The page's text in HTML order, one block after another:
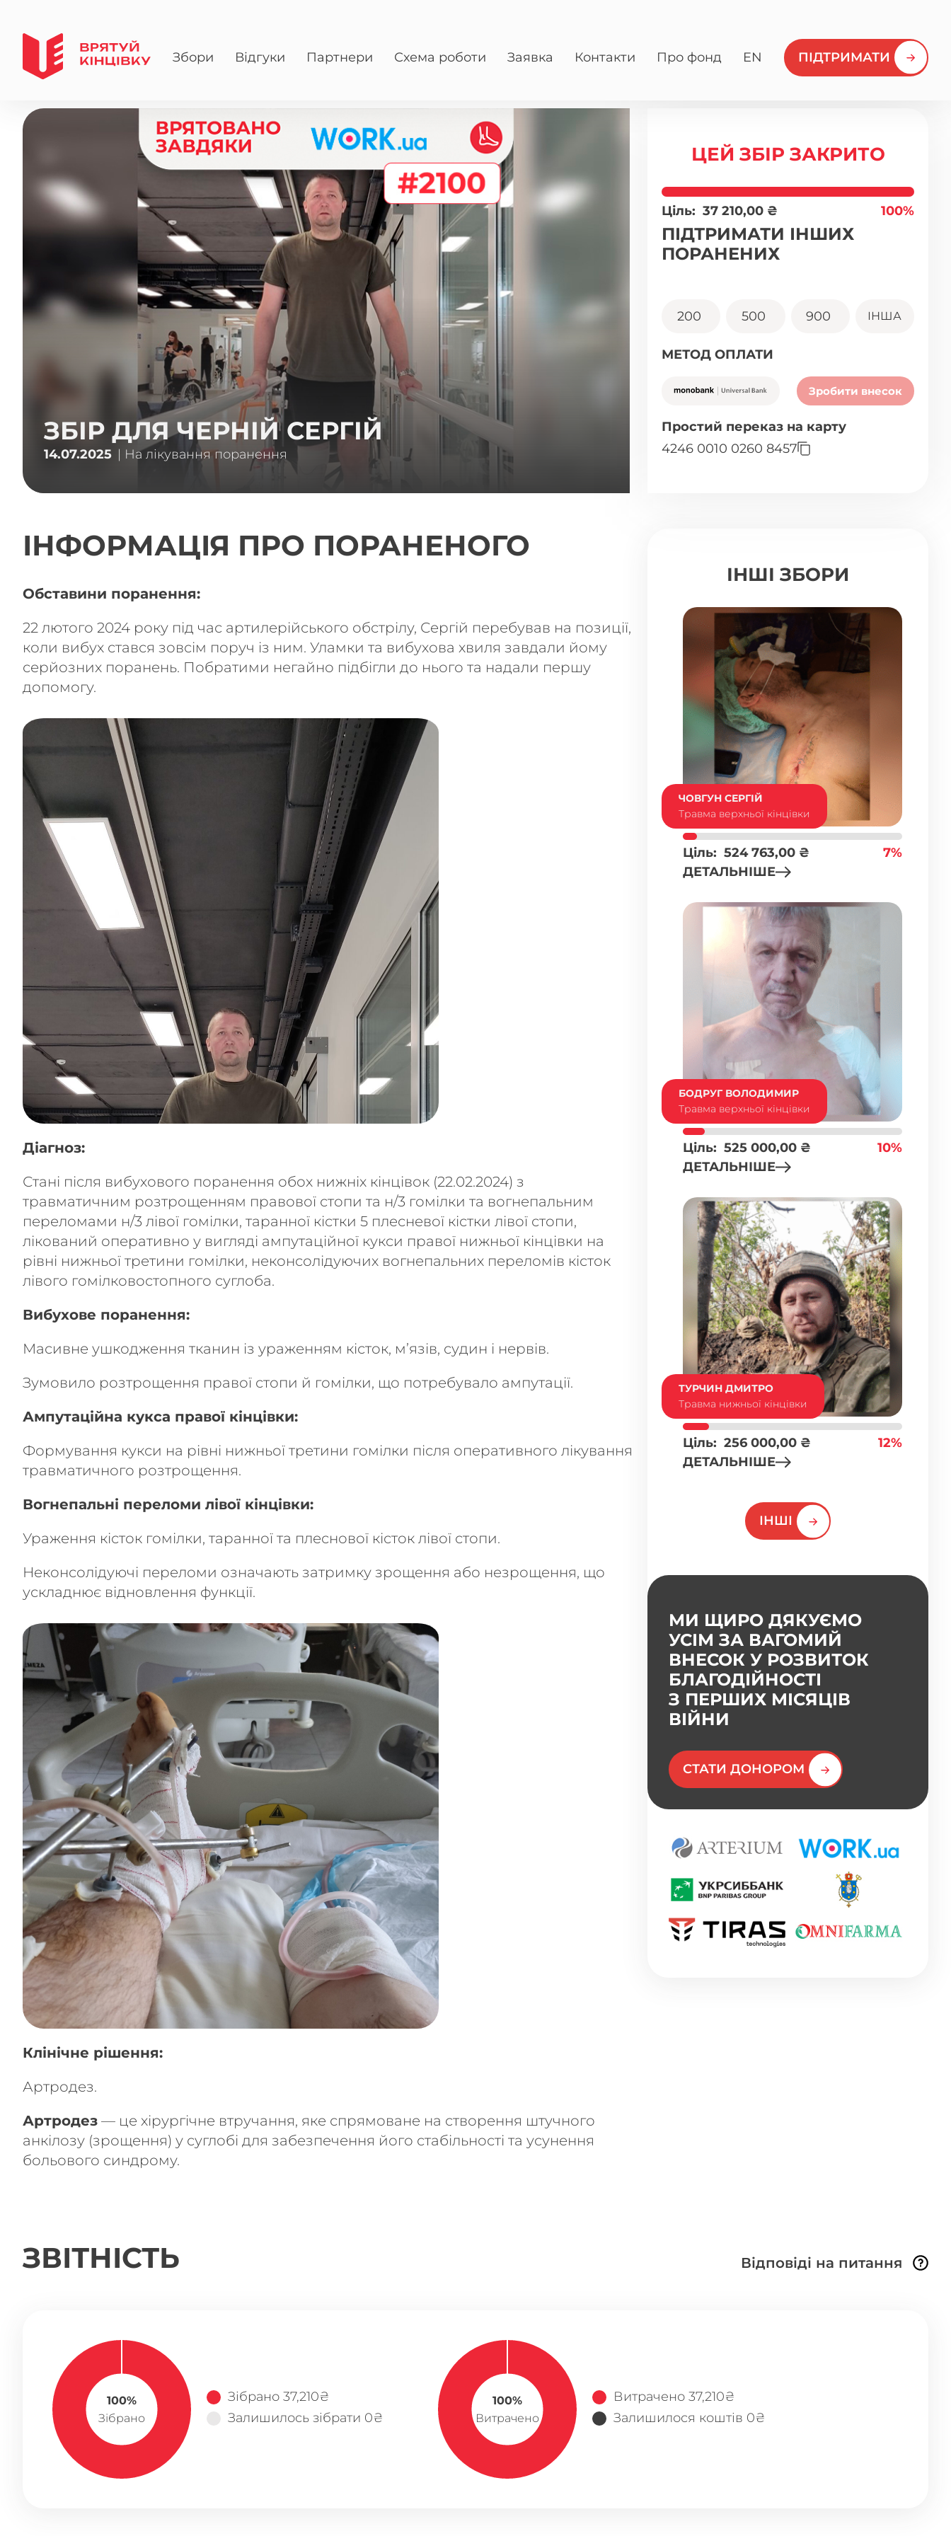
Збори Відгуки Партнери Схема роботи Заявка Контакти Про фонд EN ПІДТРИМАТИ
ЗБІР ДЛЯ ЧЕРНІЙ СЕРГІЙ
14.07.2025 | На лікування поранення
ЦЕЙ ЗБІР ЗАКРИТО
Ціль: 37 210,00 ₴ 100%
ПІДТРИМАТИ ІНШИХ
ПОРАНЕНИХ
200 500 900 ІНША
МЕТОД ОПЛАТИ
Зробити внесок
Простий переказ на карту
4246 0010 0260 8457
ІНФОРМАЦІЯ ПРО ПОРАНЕНОГО
Обставини поранення:
22 лютого 2024 року під час артилерійського обстрілу, Сергій перебував на позиції,
коли вибух стався зовсім поруч із ним. Уламки та вибухова хвиля завдали йому
серйозних поранень. Побратими негайно підбігли до нього та надали першу
допомогу.
Діагноз:
Стані після вибухового поранення обох нижніх кінцівок (22.02.2024) з
травматичним розтрощенням правової стопи та н/3 гомілки та вогнепальним
переломами н/3 лівої гомілки, таранної кістки 5 плесневої кістки лівої стопи,
лікований оперативно у вигляді ампутаційної кукси правої нижньої кінцівки на
рівні нижньої третини гомілки, неконсолідуючих вогнепальних переломів кісток
лівого гомілковостопного суглоба.
Вибухове поранення:
Масивне ушкодження тканин із ураженням кісток, м’язів, судин і нервів.
Зумовило розтрощення правої стопи й гомілки, що потребувало ампутації.
Ампутаційна кукса правої кінцівки:
Формування кукси на рівні нижньої третини гомілки після оперативного лікування
травматичного розтрощення.
Вогнепальні переломи лівої кінцівки:
Ураження кісток гомілки, таранної та плеснової кісток лівої стопи.
Неконсолідуючі переломи означають затримку зрощення або незрощення, що
ускладнює відновлення функції.
Клінічне рішення:
Артродез.
Артродез — це хірургічне втручання, яке спрямоване на створення штучного
анкілозу (зрощення) у суглобі для забезпечення його стабільності та усунення
больового синдрому.
ІНШІ ЗБОРИ
ЧОВГУН СЕРГІЙ
Травма верхньої кінцівки
Ціль: 524 763,00 ₴
7%
ДЕТАЛЬНІШЕ
БОДРУГ ВОЛОДИМИР
Травма верхньої кінцівки
Ціль: 525 000,00 ₴
10%
ДЕТАЛЬНІШЕ
ТУРЧИН ДМИТРО
Травма нижньої кінцівки
Ціль: 256 000,00 ₴
12%
ДЕТАЛЬНІШЕ
ІНШІ
МИ ЩИРО ДЯКУЄМО
УСІМ ЗА ВАГОМИЙ
ВНЕСОК У РОЗВИТОК
БЛАГОДІЙНОСТІ
З ПЕРШИХ МІСЯЦІВ
ВІЙНИ
СТАТИ ДОНОРОМ
ЗВІТНІСТЬ Відповіді на питання
100%
Зібрано
Зібрано 37,210₴
Залишилось зібрати 0₴
100%
Витрачено
Витрачено 37,210₴
Залишилося коштів 0₴